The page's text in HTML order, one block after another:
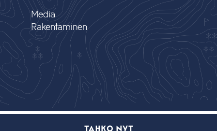
TAHKO NYT
Media
Rakentaminen